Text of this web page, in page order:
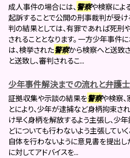
成人事件の場合には、 警察や検察によ
起訴することで公開の刑事裁判が受け
判の結果としては、有罪であれば死刑
されることとなります。 一方少年事件
は、検挙された警察から検察へと送致
と送致し、審判されるこ...
少年事件解決までの流れと弁護
証拠収集や示談の結果を警察や検察
とにより、少年が逮捕など身柄拘束さ
け早く身柄を解放するよう主張し、少
どについても行わないよう主張していく
自体を行わないように意見書を提出し
に対してアドバイスを...